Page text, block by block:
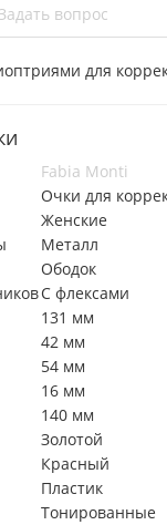
Задать вопрос
для
Fabia Monti
Очки для
Женские
Металл
Ободок
С флексами
131 мм
42 мм
54 мм
16 мм
140 мм
Золотой
Красный
Пластик
Тонированные